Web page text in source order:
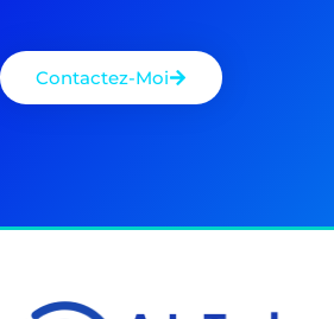
Contactez-Moi